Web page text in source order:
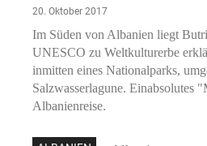
20. Oktober 2017
Im Süden von Albanien liegt
UNESCO zu Weltkulturerbe
inmitten eines Nationalparks,
Salzwasserlagune. Einabsolutes
Albanienreise.